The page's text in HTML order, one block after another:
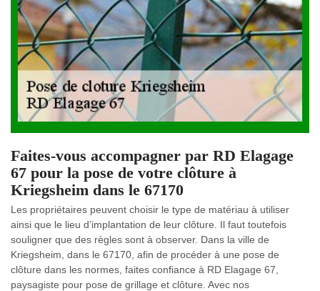
Faites-vous accompagner par RD Elagage
67 pour la pose de votre clôture à
Kriegsheim dans le 67170
Les propriétaires peuvent choisir le type de matériau à utiliser
ainsi que le lieu d’implantation de leur clôture. Il faut toutefois
souligner que des règles sont à observer. Dans la ville de
Kriegsheim, dans le 67170, afin de procéder à une pose de
clôture dans les normes, faites confiance à RD Elagage 67,
paysagiste pour pose de grillage et clôture. Avec nos